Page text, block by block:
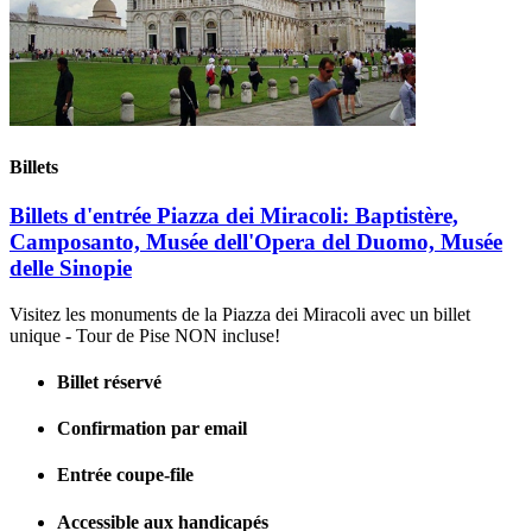
Billets
Billets d'entrée Piazza dei Miracoli: Baptistère,
Camposanto, Musée dell'Opera del Duomo, Musée
delle Sinopie
Visitez les monuments de la Piazza dei Miracoli avec un billet
unique - Tour de Pise NON incluse!
Billet réservé
Confirmation par email
Entrée coupe-file
Accessible aux handicapés